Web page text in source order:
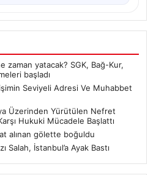
zaman yatacak? SGK, Bağ-Kur,
başladı
Seviyeli Adresi Ve Muhabbet
Üzerinden Yürütülen Nefret
Hukuki Mücadele Başlattı
alınan gölette boğuldu
Salah, İstanbul’a Ayak Bastı